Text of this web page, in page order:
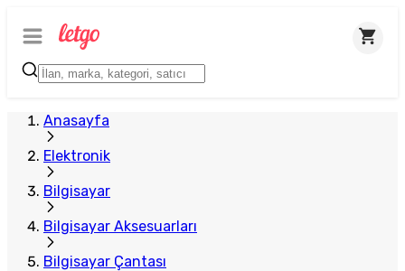
Anasayfa
Elektronik
Bilgisayar
Bilgisayar Aksesuarları
Bilgisayar Çantası